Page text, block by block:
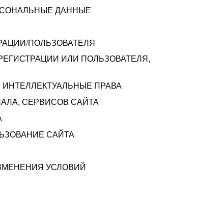
ДАННЫЕ
ПОЛЬЗОВАТЕЛЯ
ИЛИ ПОЛЬЗОВАТЕЛЯ,
ПРАВА
СЕРВИСОВ САЙТА
САЙТА
УСЛОВИЙ